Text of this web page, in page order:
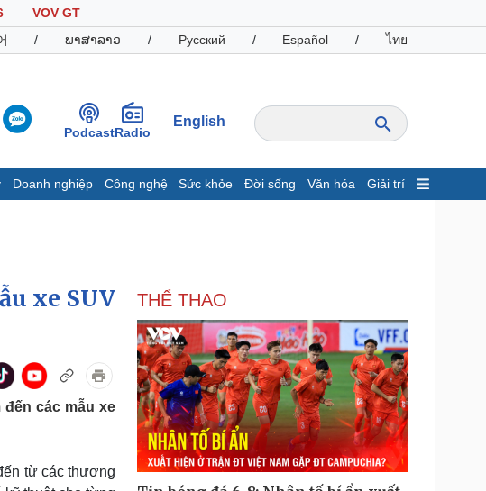
VOV GT
/ ພາສາລາວ / Русский / Español / ไทย
PodcastRadio
English
Doanh nghiệp Công nghệ Sức khỏe Đời sống Văn hóa Giải trí
Giá cà phê
Doanh nghiệp
Thông tin doanh nghiệp
Doanh nghiệp 24h
Doanh nhân
Vì cộng đồng
Công nghệ
Sành điệu
Tin Công nghệ
Trải nghiệm
Chuyển đổi số
xe SUV
các mẫu xe
từ các thương
THỂ THAO